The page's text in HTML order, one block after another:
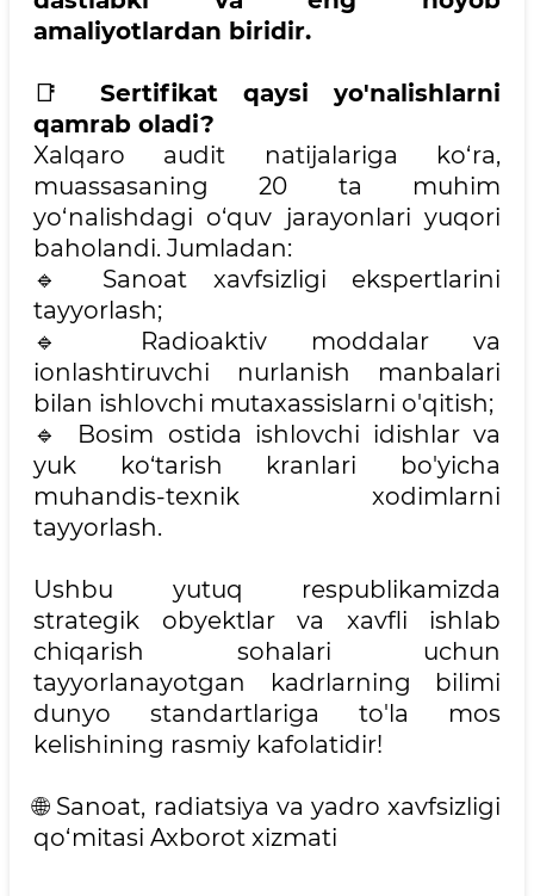
amaliyotlardan biridir.
📑 Sertifikat qaysi yo'nalishlarni
qamrab oladi?
Xalqaro audit natijalariga ko‘ra,
muassasaning 20 ta muhim
yo‘nalishdagi o‘quv jarayonlari yuqori
baholandi. Jumladan:
🔹 Sanoat xavfsizligi ekspertlarini
tayyorlash;
🔹 Radioaktiv moddalar va
ionlashtiruvchi nurlanish manbalari
bilan ishlovchi mutaxassislarni o'qitish;
🔹 Bosim ostida ishlovchi idishlar va
yuk ko‘tarish kranlari bo'yicha
muhandis-texnik xodimlarni
tayyorlash.
Ushbu yutuq respublikamizda
strategik obyektlar va xavfli ishlab
chiqarish sohalari uchun
tayyorlanayotgan kadrlarning bilimi
dunyo standartlariga to'la mos
kelishining rasmiy kafolatidir!
🌐 Sanoat, radiatsiya va yadro xavfsizligi
qo‘mitasi Axborot xizmati